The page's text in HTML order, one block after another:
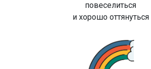
повеселиться
и хорошо оттянуться